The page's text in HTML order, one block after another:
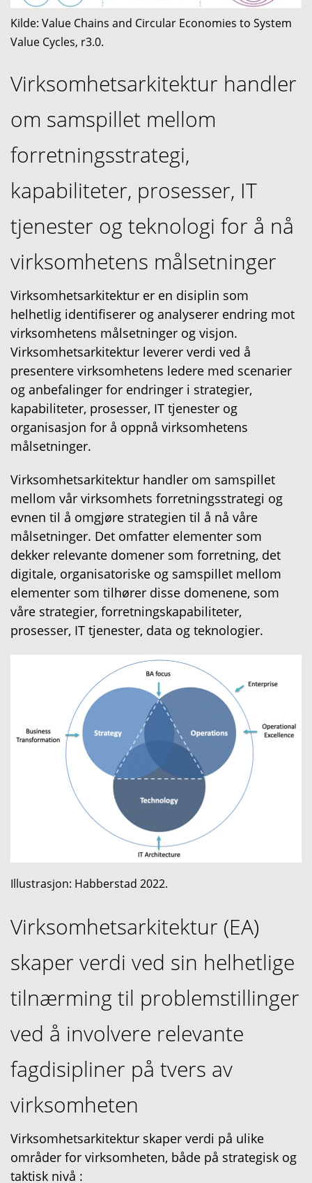
Kilde: Value Chains and Circular Economies to System
Value Cycles, r3.0.
Virksomhetsarkitektur handler
om samspillet mellom
forretningsstrategi,
kapabiliteter, prosesser, IT
tjenester og teknologi for å nå
virksomhetens målsetninger
Virksomhetsarkitektur er en disiplin som
helhetlig identifiserer og analyserer endring mot
virksomhetens målsetninger og visjon.
Virksomhetsarkitektur leverer verdi ved å
presentere virksomhetens ledere med scenarier
og anbefalinger for endringer i strategier,
kapabiliteter, prosesser, IT tjenester og
organisasjon for å oppnå virksomhetens
målsetninger.
Virksomhetsarkitektur handler om samspillet
mellom vår virksomhets forretningsstrategi og
evnen til å omgjøre strategien til å nå våre
målsetninger. Det omfatter elementer som
dekker relevante domener som forretning, det
digitale, organisatoriske og samspillet mellom
elementer som tilhører disse domenene, som
våre strategier, forretningskapabiliteter,
prosesser, IT tjenester, data og teknologier.
Illustrasjon: Habberstad 2022.
Virksomhetsarkitektur (EA)
skaper verdi ved sin helhetlige
tilnærming til problemstillinger
ved å involvere relevante
fagdisipliner på tvers av
virksomheten
Virksomhetsarkitektur skaper verdi på ulike
områder for virksomheten, både på strategisk og
taktisk nivå :